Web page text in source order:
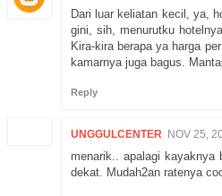
Dari luar keliatan kecil, ya,
gini, sih, menurutku
Kira-kira berapa ya harga
kamarnya juga bagus.
Reply
UNGGULCENTER NOV 25,
menarik.. apalagi
dekat. Mudah2an ratenya